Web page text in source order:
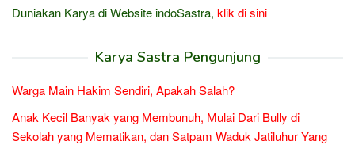
Duniakan Karya di Website indoSastra, klik di sini
Karya Sastra Pengunjung
Warga Main Hakim Sendiri, Apakah Salah?
Anak Kecil Banyak yang Membunuh, Mulai Dari Bully di
Sekolah yang Mematikan, dan Satpam Waduk Jatiluhur Yang